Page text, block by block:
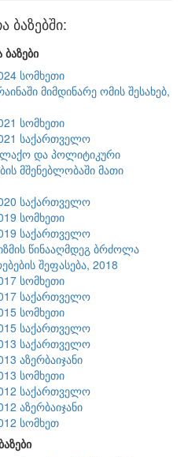
ბაზებში:
სომხეთი
მიმდინარე ომის შესახებ,
სომხეთი
საქართველო
და პოლიტიკური
მშენებლობაში მათი
საქართველო
სომხეთი
საქართველო
წინააღმდეგ ბრძოლა
შეფასება, 2018
სომხეთი
საქართველო
სომხეთი
საქართველო
საქართველო
აზერბაიჯანი
სომხეთი
საქართველო
აზერბაიჯანი
სომხეთ